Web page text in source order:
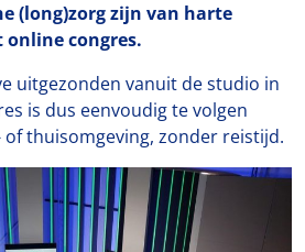
(long)zorg zijn van harte
congres.
uitgezonden vanuit de studio in
is dus eenvoudig te volgen
of thuisomgeving, zonder reistijd.